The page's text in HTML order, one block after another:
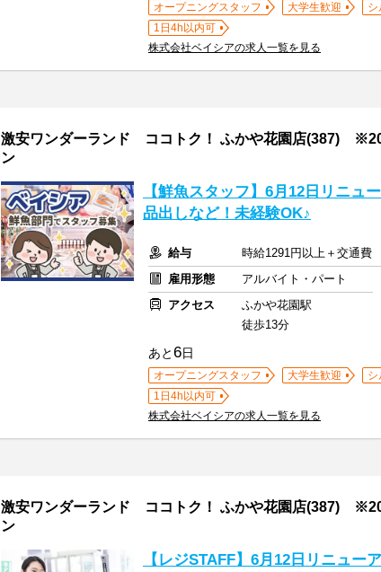
オープニングスタッフ 大学生歓迎 シ
1日4h以内可
株式会社ベイシアの求人一覧を見る
激安ワンダーランド ココトク！ ふかや花園店(387)
ン
【鮮魚スタッフ】6月12日リニ
品出しなど！未経験OK♪
給与
時給1291円以上＋交通費
雇用形態
アルバイト・パート
アクセス
ふかや花園駅
徒歩13分
あと6日
オープニングスタッフ 大学生歓迎 シ
1日4h以内可
株式会社ベイシアの求人一覧を見る
激安ワンダーランド ココトク！ ふかや花園店(387)
ン
【レジSTAFF】6月12日リニュ